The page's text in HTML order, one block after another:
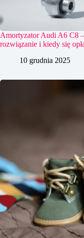
Amortyzator Audi A6 C8
rozwiązanie i kiedy się
10 grudnia 2025